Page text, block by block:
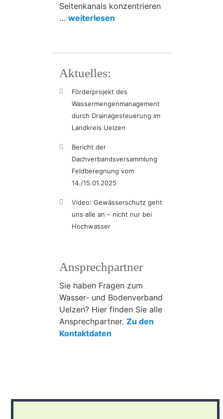
Seitenkanals konzentrieren
…weiterlesen
Aktuelles:
Förderprojekt des
Wassermengenmanagement
durch Drainagesteuerung im
Landkreis Uelzen
Bericht der
Dachverbandsversammlung
Feldberegnung vom
14./15.01.2025
Video: Gewässerschutz geht
uns alle an – nicht nur bei
Hochwasser
Ansprechpartner
Sie haben Fragen zum
Wasser- und Bodenverband
Uelzen? Hier finden Sie alle
Ansprechpartner.Zu den
Kontaktdaten